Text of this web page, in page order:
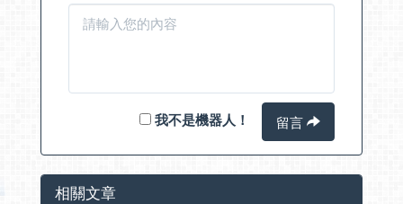
我不是機器人！ 留言
相關文章